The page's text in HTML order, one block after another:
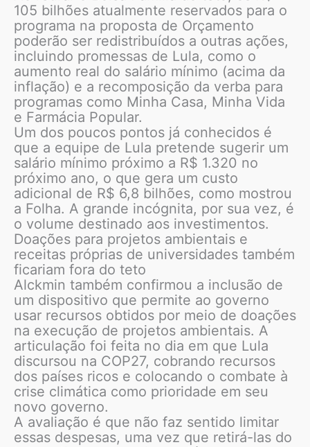
105 bilhões atualmente reservados para o
programa na proposta de Orçamento
poderão ser redistribuídos a outras ações,
incluindo promessas de Lula, como o
aumento real do salário mínimo (acima da
inflação) e a recomposição da verba para
programas como Minha Casa, Minha Vida
e Farmácia Popular.
Um dos poucos pontos já conhecidos é
que a equipe de Lula pretende sugerir um
salário mínimo próximo a R$ 1.320 no
próximo ano, o que gera um custo
adicional de R$ 6,8 bilhões, como mostrou
a Folha. A grande incógnita, por sua vez, é
o volume destinado aos investimentos.
Doações para projetos ambientais e
receitas próprias de universidades também
ficariam fora do teto
Alckmin também confirmou a inclusão de
um dispositivo que permite ao governo
usar recursos obtidos por meio de doações
na execução de projetos ambientais. A
articulação foi feita no dia em que Lula
discursou na COP27, cobrando recursos
dos países ricos e colocando o combate à
crise climática como prioridade em seu
novo governo.
A avaliação é que não faz sentido limitar
essas despesas, uma vez que retirá-las do